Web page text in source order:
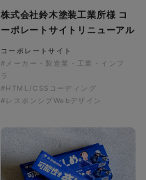
株式会社鈴木塗装工業所様 コ
ーポレートサイトリニューアル
コーポレートサイト
#メーカー・製造業・工業・インフ
ラ
#HTML/CSSコーディング
#レスポンシブWebデザイン